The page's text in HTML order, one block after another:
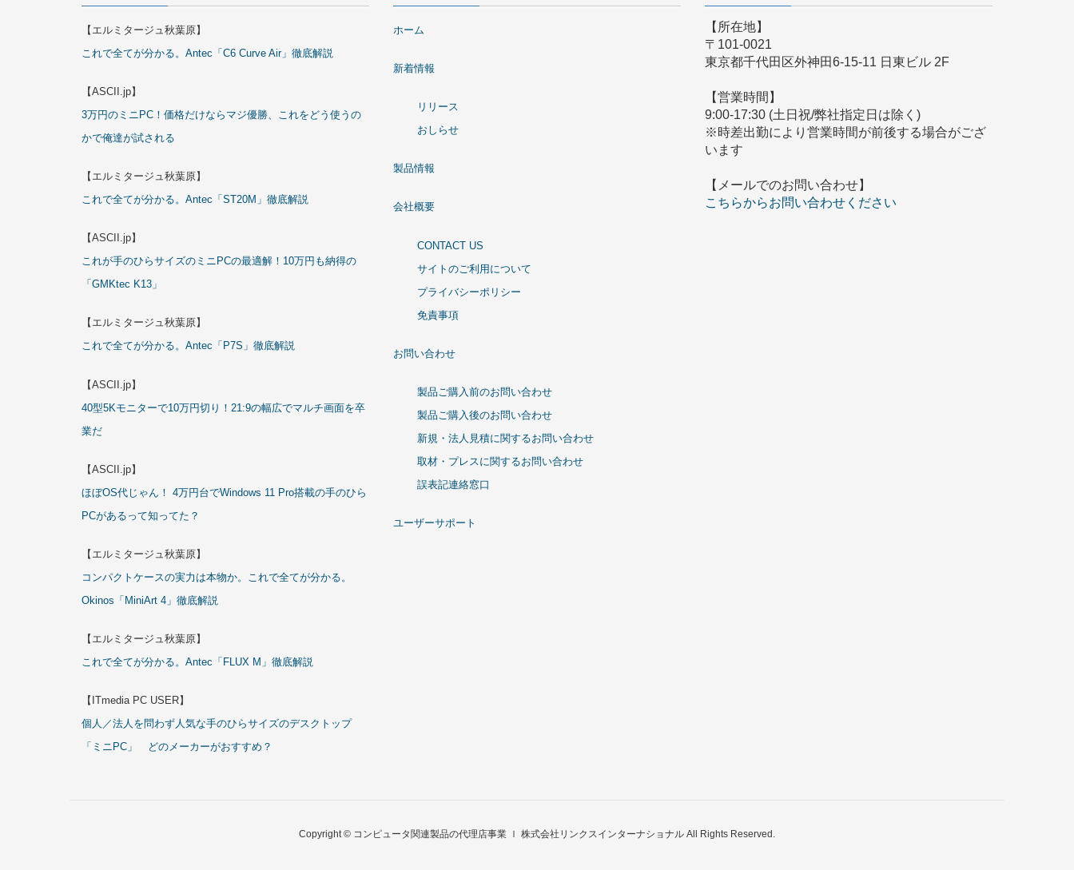
【エルミタージュ秋葉原】
これで全てが分かる。Antec「C6 Curve Air」徹底解説
【ASCII.jp】
3万円のミニPC！価格だけならマジ優勝、これをどう使うの
かで俺達が試される
【エルミタージュ秋葉原】
これで全てが分かる。Antec「ST20M」徹底解説
【ASCII.jp】
これが手のひらサイズのミニPCの最適解！10万円も納得の
「GMKtec K13」
【エルミタージュ秋葉原】
これで全てが分かる。Antec「P7S」徹底解説
【ASCII.jp】
40型5Kモニターで10万円切り！21:9の幅広でマルチ画面を卒
業だ
【ASCII.jp】
ほぼOS代じゃん！ 4万円台でWindows 11 Pro搭載の手のひら
PCがあるって知ってた？
【エルミタージュ秋葉原】
コンパクトケースの実力は本物か。これで全てが分かる。
Okinos「MiniArt 4」徹底解説
【エルミタージュ秋葉原】
これで全てが分かる。Antec「FLUX M」徹底解説
【ITmedia PC USER】
個人／法人を問わず人気な手のひらサイズのデスクトップ
「ミニPC」 どのメーカーがおすすめ？
ホーム
新着情報
リリース
おしらせ
製品情報
会社概要
CONTACT US
サイトのご利用について
プライバシーポリシー
免責事項
お問い合わせ
製品ご購入前のお問い合わせ
製品ご購入後のお問い合わせ
新規・法人見積に関するお問い合わせ
取材・プレスに関するお問い合わせ
誤表記連絡窓口
ユーザーサポート
【所在地】
〒101-0021
東京都千代田区外神田6-15-11 日東ビル 2F
【営業時間】
9:00-17:30 (土日祝/弊社指定日は除く)
※時差出勤により営業時間が前後する場合がござ
います
【メールでのお問い合わせ】
こちらからお問い合わせください
Copyright © コンピュータ関連製品の代理店事業 ｌ 株式会社リンクスインターナショナル All Rights Reserved.